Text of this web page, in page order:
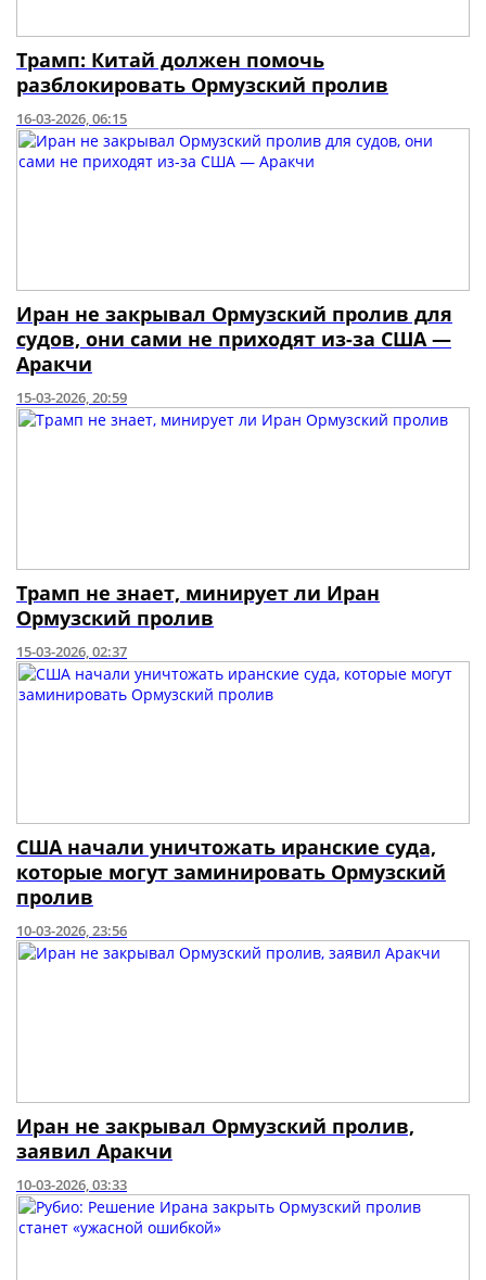
Трамп: Китай должен помочь
разблокировать Ормузский пролив
16-03-2026, 06:15
Иран не закрывал Ормузский пролив для
судов, они сами не приходят из-за США —
Аракчи
15-03-2026, 20:59
Трамп не знает, минирует ли Иран
Ормузский пролив
15-03-2026, 02:37
США начали уничтожать иранские суда,
которые могут заминировать Ормузский
пролив
10-03-2026, 23:56
Иран не закрывал Ормузский пролив,
заявил Аракчи
10-03-2026, 03:33